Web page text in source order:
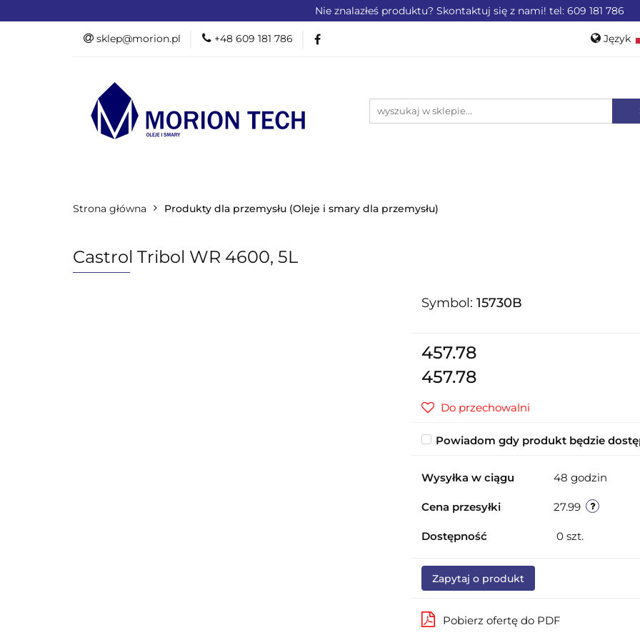
Nie znalazłeś produktu? Skontaktuj się z nami! tel: 609 181 786
sklep@morion.pl +48 609 181 786 Język
PROMOCJE %
OFERTA DLA PRZEMYSŁU OFERTA DLA LOTNICTWA OFERTA
Strona główna Produkty dla przemysłu (Oleje i smary dla przemysłu)
Castrol Tribol WR 4600, 5L
Symbol: 15730B
457.78
457.78
Do przechowalni
Powiadom gdy produkt będzie
Wysyłka w ciągu 48 godzin
Cena przesyłki 27.99
Dostępność 0 szt.
Zapytaj o produkt
Pobierz ofertę do PDF